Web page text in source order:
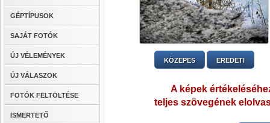
GÉPTÍPUSOK
SAJÁT FOTÓK
ÚJ VÉLEMÉNYEK
ÚJ VÁLASZOK
FOTÓK FELTÖLTÉSE
ISMERTETŐ
KÖZEPES EREDETI
A képek
teljes szövegének